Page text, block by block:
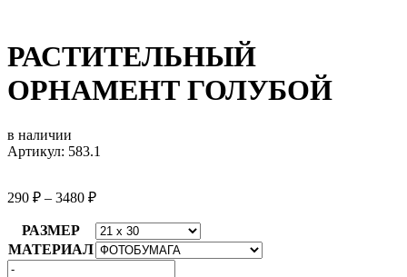
РАСТИТЕЛЬНЫЙ
ОРНАМЕНТ ГОЛУБОЙ
в наличии
Артикул: 583.1
290 ₽ – 3480 ₽
РАЗМЕР
МАТЕРИАЛ